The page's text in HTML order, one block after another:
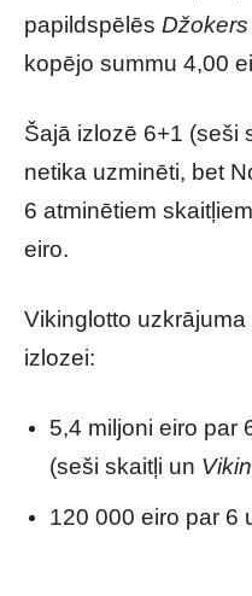
papildspēlēs Džokers
kopējo summu 4,00
Šajā izlozē 6+1 (seši
netika uzminēti, bet
6 atminētiem
eiro.
Vikinglotto
izlozei:
5,4 miljoni eiro par
(seši skaitļi un
120 000 eiro par 6